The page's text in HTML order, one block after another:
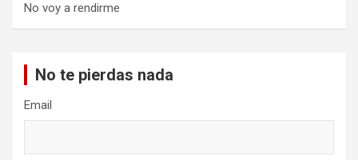
No voy a rendirme
No te pierdas nada
Email